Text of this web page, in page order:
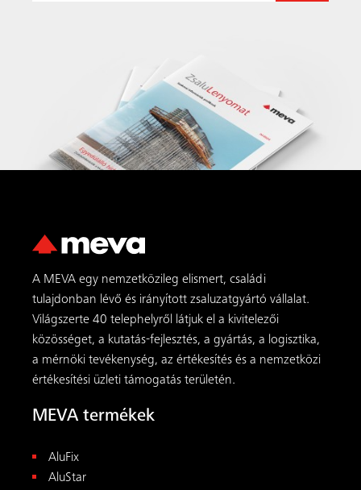
A MEVA egy nemzetközileg elismert, családi
tulajdonban lévő és irányított zsaluzatgyártó vállalat.
Világszerte 40 telephelyről látjuk el a kivitelezői
közösséget, a kutatás-fejlesztés, a gyártás, a logisztika,
a mérnöki tevékenység, az értékesítés és a nemzetközi
értékesítési üzleti támogatás területén.
MEVA termékek
AluFix
AluStar